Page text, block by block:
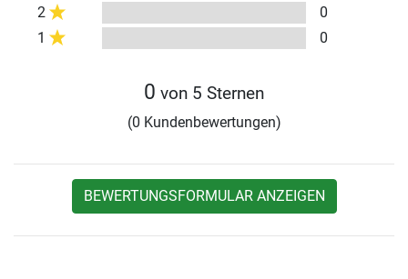
2
0
1
0
0 von 5 Sternen
(0 Kundenbewertungen)
BEWERTUNGSFORMULAR ANZEIGEN